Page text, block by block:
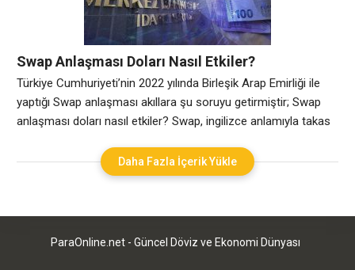
Swap Anlaşması Doları Nasıl Etkiler?
Türkiye Cumhuriyeti’nin 2022 yılında Birleşik Arap Emirliği ile
yaptığı Swap anlaşması akıllara şu soruyu getirmiştir; Swap
anlaşması doları nasıl etkiler? Swap, ingilizce anlamıyla takas
kararla belirli vadelerle sabit bir faizle takas edilmesine verilen
isimdir. Vadeler bitince işlem tersine döner. Bu şekilde döviz
Daha Fazla İçerik Yükle
ParaOnline.net - Güncel Döviz ve Ekonomi Dünyası